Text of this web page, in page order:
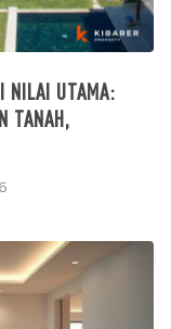
NILAI UTAMA:
TANAH,